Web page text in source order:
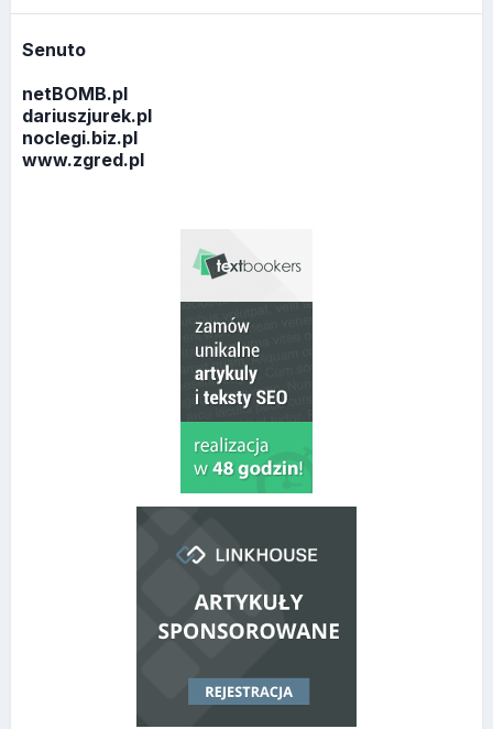
Senuto
netBOMB.pl
dariuszjurek.pl
noclegi.biz.pl
www.zgred.pl